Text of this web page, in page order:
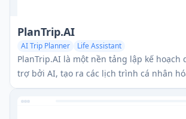
PlanTrip.AI
AI Trip Planner Life Assistant
PlanTrip.AI là một nền tảng lập kế hoạch
trợ bởi AI, tạo ra các lịch trình cá nhân
sự hỗ trợ du lịch trong vài giây.